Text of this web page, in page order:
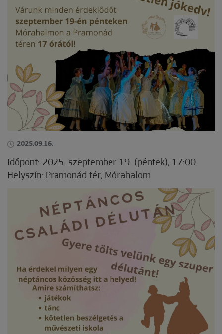
2025.09.16.
Időpont: 2025. szeptember 19. (péntek), 17:00
H elyszín: Pramonád tér, Mórahalom